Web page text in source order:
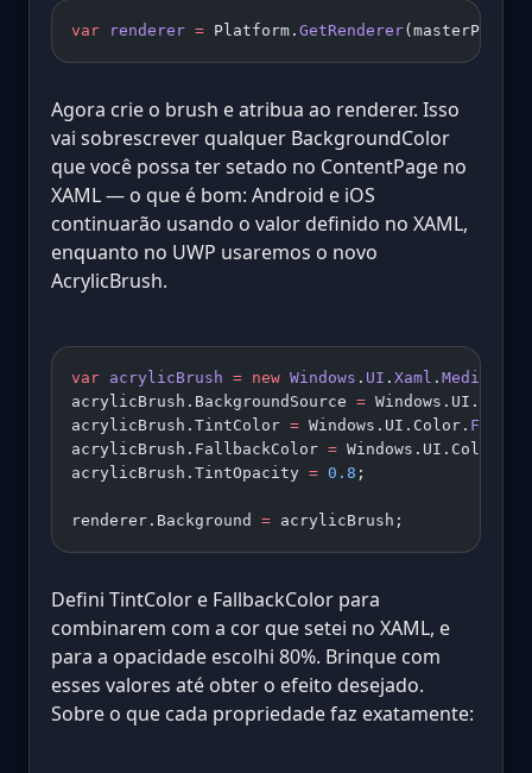
var renderer = Platform. GetRenderer(masterPage)
Agora crie o brush e atribua ao renderer. Isso
vai sobrescrever qualquer BackgroundColor
que você possa ter setado no ContentPage no
XAML — o que é bom: Android e iOS
continuarão usando o valor definido no XAML,
enquanto no UWP usaremos o novo
AcrylicBrush.
var acrylicBrush = new Windows . UI . Xaml . Media
acrylicBrush.BackgroundSource =
acrylicBrush.TintColor = Windows.UI.Color.
acrylicBrush.FallbackColor = Windows.UI.Color.
acrylicBrush.TintOpacity = 0.8 ;
renderer.Background = acrylicBrush;
Defini TintColor e FallbackColor para
combinarem com a cor que setei no XAML, e
para a opacidade escolhi 80%. Brinque com
esses valores até obter o efeito desejado.
Sobre o que cada propriedade faz exatamente: